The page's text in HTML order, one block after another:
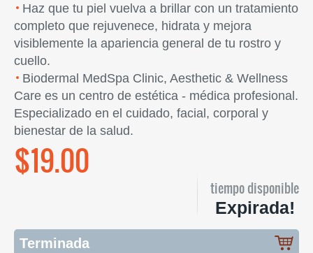
Haz que tu piel vuelva a brillar con un tratamiento
completo que rejuvenece, hidrata y mejora
visiblemente la apariencia general de tu rostro y
cuello.
Biodermal MedSpa Clinic, Aesthetic & Wellness
Care es un centro de estética - médica profesional.
Especializado en el cuidado, facial, corporal y
bienestar de la salud.
$19.00
tiempo disponible
Expirada!
Terminada